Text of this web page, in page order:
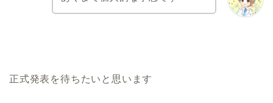
正式発表を待ちたいと思います